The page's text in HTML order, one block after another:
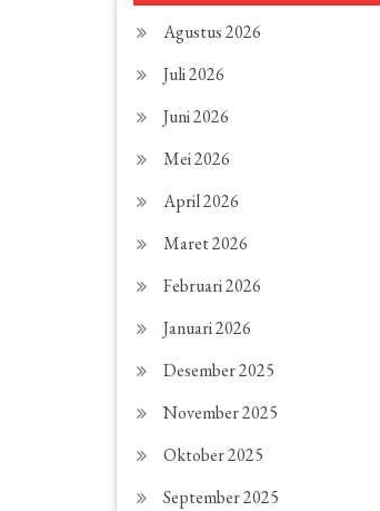
Agustus 2026
Juli 2026
Juni 2026
Mei 2026
April 2026
Maret 2026
Februari 2026
Januari 2026
Desember 2025
November 2025
Oktober 2025
September 2025